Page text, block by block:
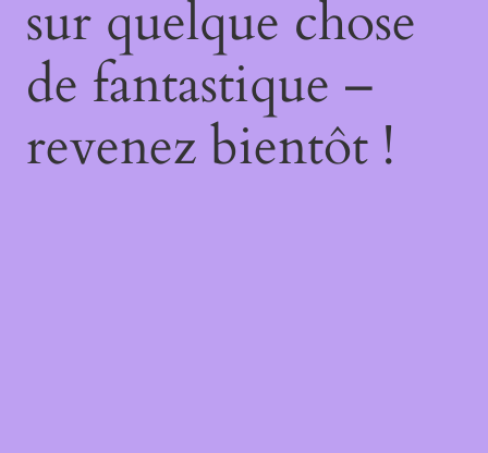
sur quelque chose
de fantastique –
revenez bientôt !